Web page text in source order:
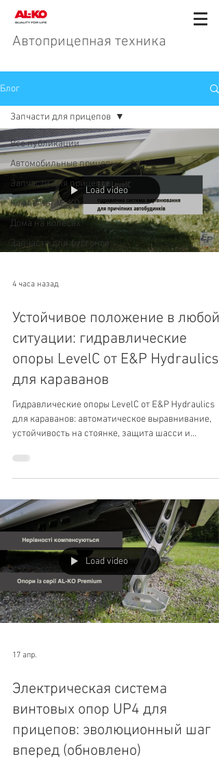
Автоприцепная техника
Блог
Все публикации
Автомобильные прицепы
Запчасти для прицепов
Компания AL-KO
Дома на колесах
Запчасти для фургонов
Запчасти для прицепов
Load video
4 часа назад
Устойчивое положение в любой
ситуации: гидравлические
опоры LevelC от E&P Hydraulics
для караванов
Гидравлические опоры LevelC от E&P Hydraulics
для караванов: автоматическое выравнивание,
устойчивость на стоянке, защита шасси и
Load video
17 апр.
Электрическая система
винтовых опор UP4 для
прицепов: эволюционный шаг
вперед (обновлено)